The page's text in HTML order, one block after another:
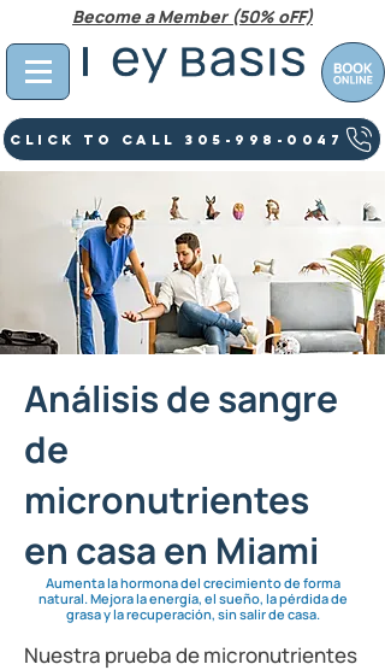
Click To Call 305-998-0047
Become a Member (50% oFF)
Análisis de sangre
de
micronutrientes
en casa en Miami
Aumenta la hormona del crecimiento de forma
natural. Mejora la energía, el sueño, la pérdida de
grasa y la recuperación, sin salir de casa.
Nuestra prueba de micronutrientes